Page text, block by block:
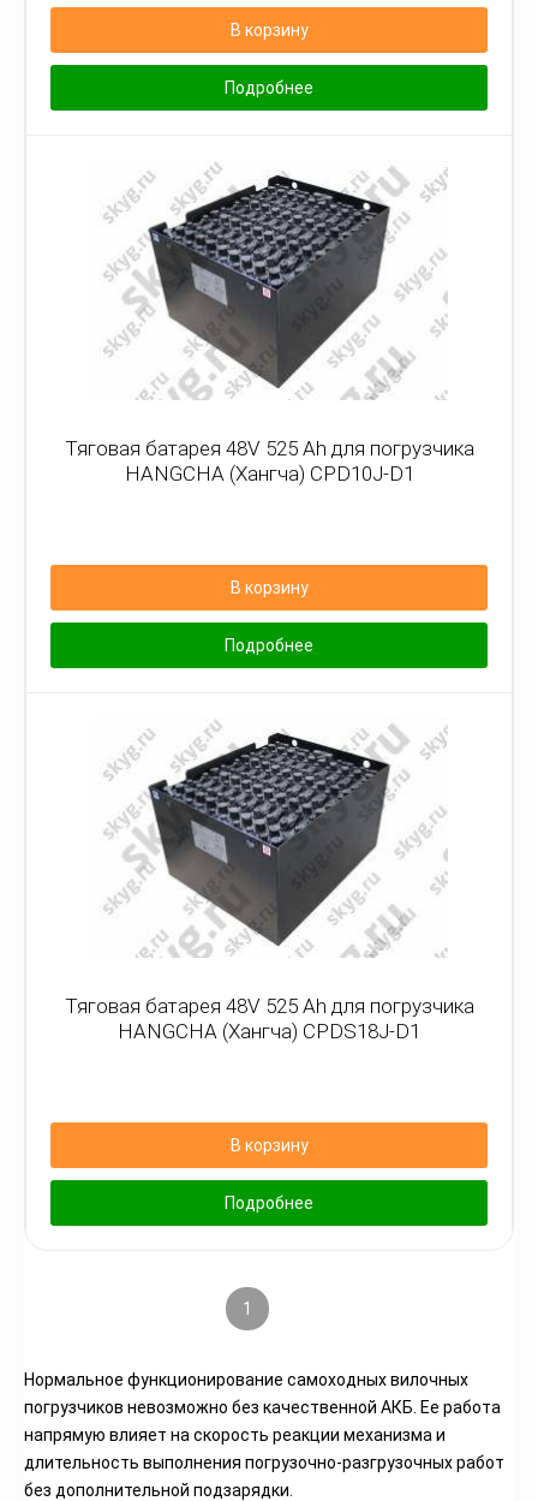
В корзину
Подробнее
Тяговая батарея 48V 525 Ah для погрузчика
HANGCHA (Хангча) CPD10J-D1
В корзину
Подробнее
Тяговая батарея 48V 525 Ah для погрузчика
HANGCHA (Хангча) CPDS18J-D1
В корзину
Подробнее
1
Нормальное функционирование самоходных вилочных
погрузчиков невозможно без качественной АКБ. Ее работа
напрямую влияет на скорость реакции механизма и
длительность выполнения погрузочно-разгрузочных работ
без дополнительной подзарядки.